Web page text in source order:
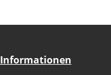
Informationen